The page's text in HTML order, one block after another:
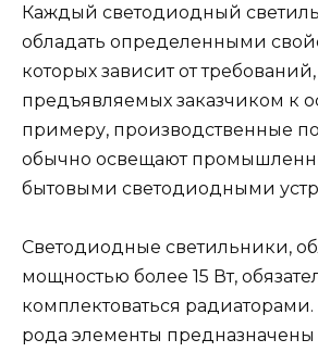
Каждый светодиодный
обладать определенными
которых зависит от требований,
предъявляемых заказчиком к
примеру, производственные
обычно освещают
бытовыми светодиодными
Светодиодные светильники,
мощностью более 15 Вт,
комплектоваться
рода элементы предназначены